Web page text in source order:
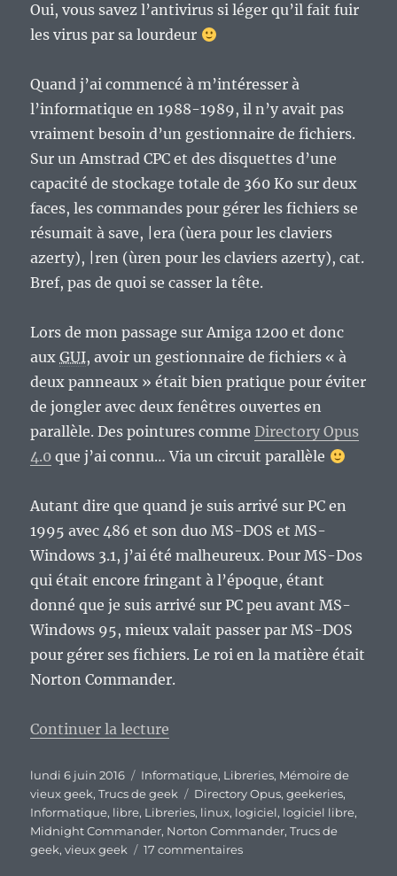
Oui, vous savez l’antivirus si léger qu’il fait fuir
les virus par sa lourdeur
Quand j’ai commencé à m’intéresser à
l’informatique en 1988-1989, il n’y avait pas
vraiment besoin d’un gestionnaire de fichiers.
Sur un Amstrad CPC et des disquettes d’une
capacité de stockage totale de 360 Ko sur deux
faces, les commandes pour gérer les fichiers se
résumait à save, |era (ùera pour les claviers
azerty), |ren (ùren pour les claviers azerty), cat.
Bref, pas de quoi se casser la tête.
Lors de mon passage sur Amiga 1200 et donc
auxGUI, avoir un gestionnaire de fichiers « à
deux panneaux » était bien pratique pour éviter
de jongler avec deux fenêtres ouvertes en
parallèle. Des pointures commeDirectory Opus
4.0 que j’ai connu… Via un circuit parallèle
Autant dire que quand je suis arrivé sur PC en
1995 avec 486 et son duo MS-DOS et MS-
Windows 3.1, j’ai été malheureux. Pour MS-Dos
qui était encore fringant à l’époque, étant
donné que je suis arrivé sur PC peu avant MS-
Windows 95, mieux valait passer par MS-DOS
pour gérer ses fichiers. Le roi en la matière était
Norton Commander.
Continuer la lecture
Publié
le
lundi 6 juin 2016 Catégories
Informatique, Libreries, Mémoire de
vieux geek,Trucs de geek Étiquettes
Directory Opus,geekeries,
Informatique, libre, Libreries, linux, logiciel, logiciel libre,
Midnight Commander, Norton Commander,Trucs de
geek,vieux geek 17 commentairessur